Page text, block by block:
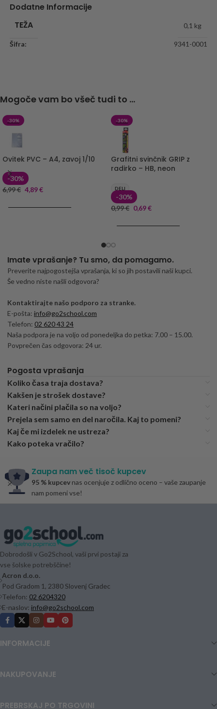
Dodatne Informacije
TEŽA
0,1 kg
Šifra: 9341-0001
Mogoče vam bo všeč tudi to ...
-30%
Ovitek PVC – A4, zavoj 1/10
-30%
6,99€ 4,89€
-30%
Grafitni svinčnik GRIP z
radirko – HB, neon
DELI
-30%
0,99€ 0,69€
Imate vprašanje? Tu smo, da pomagamo.
Preverite najpogostejša vprašanja, ki so jih postavili naši kupci.
Še vedno niste našli odgovora?
Kontaktirajte našo podporo za stranke.
E-pošta: info@go2school.com
Telefon: 02 620 43 24
Naša podpora je na voljo od ponedeljka do petka: 7.00 – 15.00.
Povprečen čas odgovora: 24 ur.
Pogosta vprašanja
Koliko časa traja dostava?
Kakšen je strošek dostave?
Kateri načini plačila so na voljo?
Prejela sem samo en del naročila. Kaj to pomeni?
Kaj če mi izdelek ne ustreza?
Kako poteka vračilo?
Zaupa nam več tisoč kupcev
95 % kupcev nas ocenjuje z odlično oceno – vaše zaupanje
nam pomeni vse!
Dobrodošli v Go2School, vaši prvi postaji za
vse šolske potrebščine!
Acron d.o.o.
Pod Gradom 1, 2380 Slovenj Gradec
Telefon: 02 6204320
E-naslov: info@go2school.com
INFORMACIJE
NAKUPOVANJE
PREBRSKAJ PO TRGOVINI